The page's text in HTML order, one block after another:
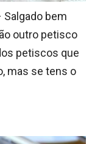
Salgado bem
outro petisco
petiscos que
mas se tens o